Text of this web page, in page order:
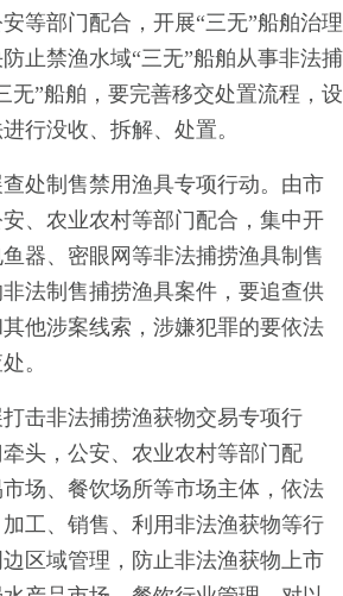
安等部门配合 ，开展“三无”船舶治理
防止禁渔水域“三无”船舶从事非法捕
无”船舶 ， 要完善移交处置流程 ， 设
行没收、拆解、处置。
处制售禁用渔具专项行动。 由市
、 农业农村等部门配合， 集中开
器、密眼网等非法捕捞渔具制售
法制售捕捞渔具案件 ， 要追查供
他涉案线索， 涉嫌犯罪的要依法
。
击非法捕捞渔获物交易专项行
头 ，公安、农业农村等部门配
市场、餐饮场所等市场主体 ，依法
工、销售 、利用非法渔获物等行
区域管理 ， 防止非法渔获物上市